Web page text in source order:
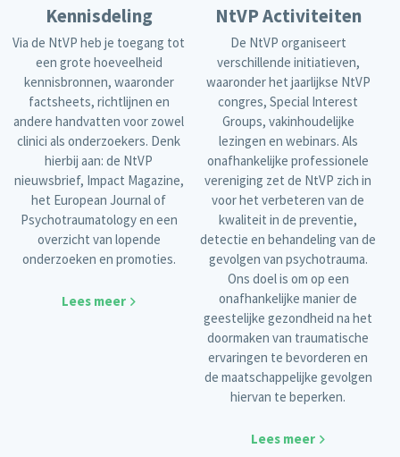
Kennisdeling
Via de NtVP heb je toegang tot
een grote hoeveelheid
kennisbronnen, waaronder
factsheets, richtlijnen en
andere handvatten voor zowel
clinici als onderzoekers. Denk
hierbij aan: de NtVP
nieuwsbrief, Impact Magazine,
het European Journal of
Psychotraumatology en een
overzicht van lopende
onderzoeken en promoties.
Lees meer
NtVP Activiteiten
De NtVP organiseert
verschillende initiatieven,
waaronder het jaarlijkse NtVP
congres, Special Interest
Groups, vakinhoudelijke
lezingen en webinars. Als
onafhankelijke professionele
vereniging zet de NtVP zich in
voor het verbeteren van de
kwaliteit in de preventie,
detectie en behandeling van de
gevolgen van psychotrauma.
Ons doel is om op een
onafhankelijke manier de
geestelijke gezondheid na het
doormaken van traumatische
ervaringen te bevorderen en
de maatschappelijke gevolgen
hiervan te beperken.
Lees meer